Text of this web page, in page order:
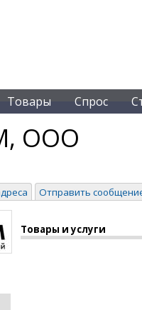
Товары Спрос
ООО
Отправить
Товары и услуги